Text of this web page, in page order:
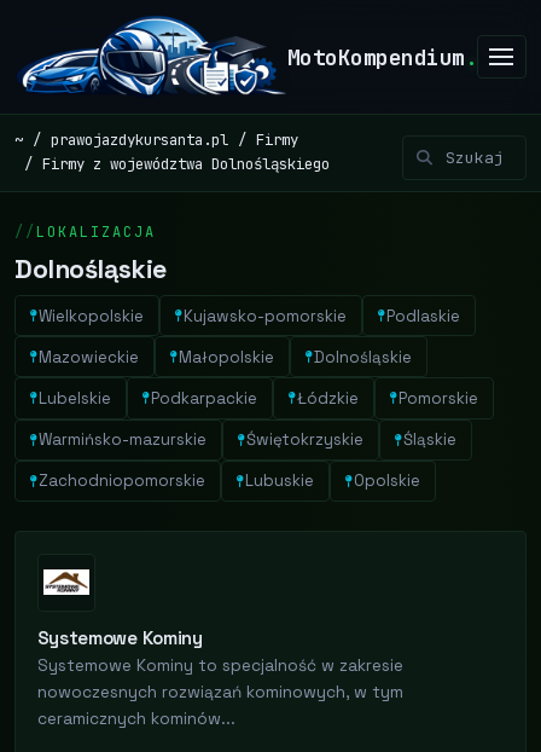
MotoKompendium .
~ prawojazdykursanta.pl
Firmy
Firmy z województwa Dolnośląskiego
LOKALIZACJA
Dolnośląskie
Wielkopolskie Kujawsko-pomorskie Podlaskie
Mazowieckie Małopolskie Dolnośląskie
Lubelskie Podkarpackie Łódzkie Pomorskie
Warmińsko-mazurskie Świętokrzyskie Śląskie
Zachodniopomorskie Lubuskie Opolskie
Systemowe Kominy
Systemowe Kominy to specjalność w zakresie
nowoczesnych rozwiązań kominowych, w tym
ceramicznych kominów...